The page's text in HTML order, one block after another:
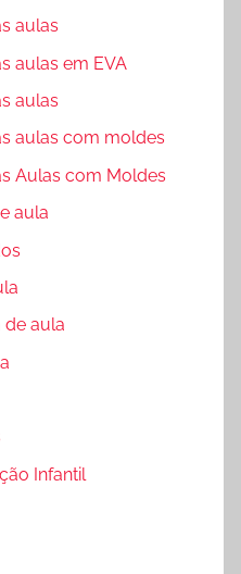
aulas
aulas em EVA
aulas
aulas com moldes
Aulas com Moldes
aula
de aula
Infantil